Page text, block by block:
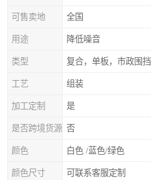
可售卖地 全国
用途 降低噪音
类型 复合，单板，市政围挡
工艺 组装
加工定制 是
是否跨境货源 否
颜色 白色 /蓝色/绿色
颜色尺寸 可联系客服定制